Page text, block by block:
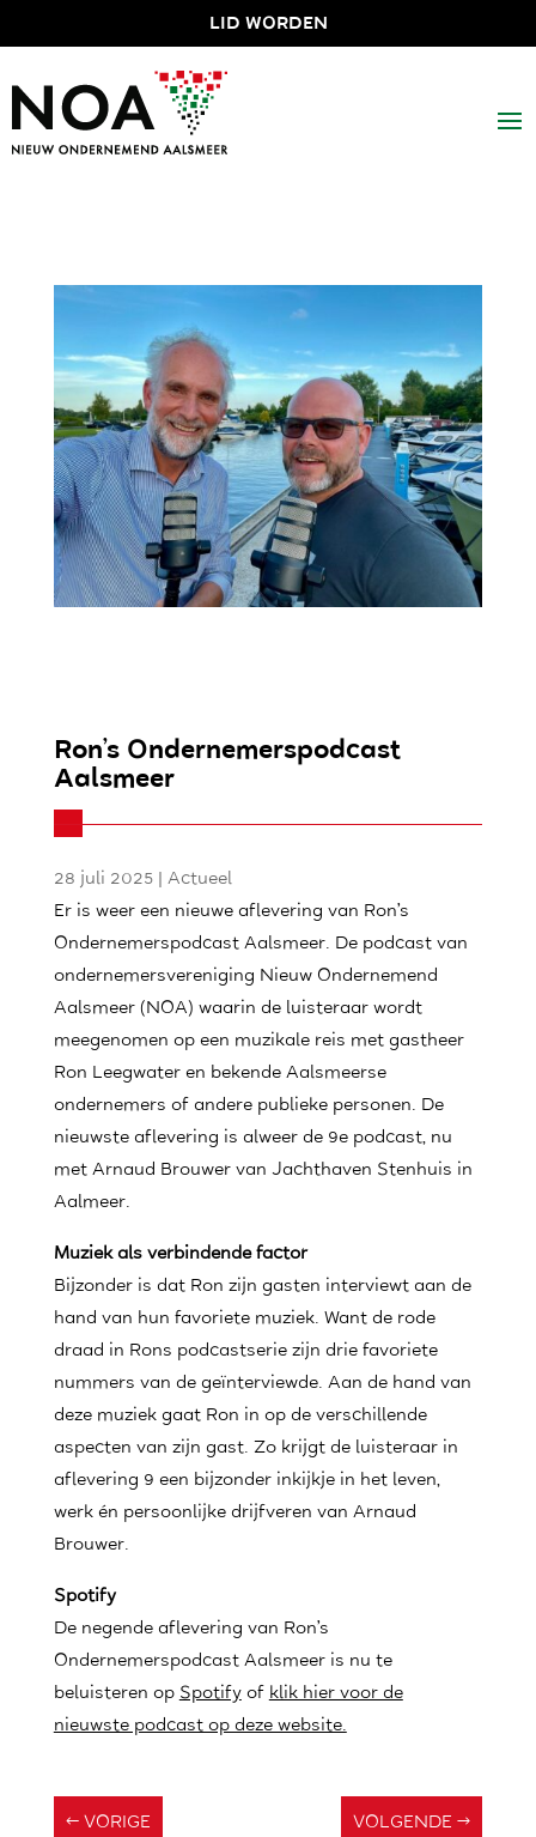
LID WORDEN
Ron’s Ondernemerspodcast
Aalsmeer
28 juli 2025| Actueel
Er is weer een nieuwe aflevering van Ron’s
Ondernemerspodcast Aalsmeer. De podcast van
ondernemersvereniging Nieuw Ondernemend
Aalsmeer (NOA) waarin de luisteraar wordt
meegenomen op een muzikale reis met gastheer
Ron Leegwater en bekende Aalsmeerse
ondernemers of andere publieke personen. De
nieuwste aflevering is alweer de 9e podcast, nu
met Arnaud Brouwer van Jachthaven Stenhuis in
Aalmeer.
Muziek als verbindende factor
Bijzonder is dat Ron zijn gasten interviewt aan de
hand van hun favoriete muziek. Want de rode
draad in Rons podcastserie zijn drie favoriete
nummers van de geïnterviewde. Aan de hand van
deze muziek gaat Ron in op de verschillende
aspecten van zijn gast. Zo krijgt de luisteraar in
aflevering 9 een bijzonder inkijkje in het leven,
werk én persoonlijke drijfveren van Arnaud
Brouwer.
Spotify
De negende aflevering van Ron’s
Ondernemerspodcast Aalsmeer is nu te
beluisteren opSpotifyofklik hier voor de
nieuwste podcast op deze website.
← VORIGE VOLGENDE →